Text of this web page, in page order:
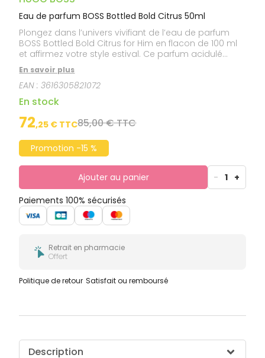
Eau de parfum BOSS Bottled Bold Citrus 50ml
Plongez dans l’univers vivifiant de l’eau de parfum
BOSS Bottled Bold Citrus for Him en flacon de 100 ml
et affirmez votre style estival. Ce parfum acidulé
s’ouvre sur une note intense de citron primofiore et
de bergamote, avant de laisser place à une essence
de géranium bourbon et à une base noble de
patchouli et de vétiver.
En savoir plus
EAN :3616305821072
En stock
72,25 € TTC85,00 € TTC
Promotion -15 %
Ajouter au panier - 1 +
Paiements 100% sécurisés
Retrait en pharmacie
Offert
Politique de retour Satisfait ou remboursé
Description